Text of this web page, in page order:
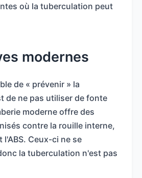
où la tuberculation peut
modernes
de « prévenir » la
de ne pas utiliser de fonte
moderne offre des
contre la rouille interne,
l'ABS. Ceux-ci ne se
la tuberculation n'est pas